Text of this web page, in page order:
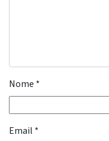
Nome *
Email *